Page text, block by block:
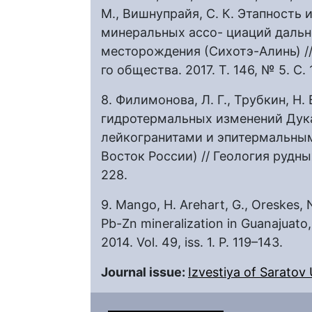
М., Вишнупрайя, С. К. Этапность
минеральных ассо- циаций
месторождения (Сихотэ-Алинь)
го общества. 2017. Т. 146, № 5. С.
8. Филимонова, Л. Г., Трубкин, Н.
гидротермальных изменений
лейкогранитами и
Восток России) // Геология
228.
9. Mango, H. Arehart, G.,
Pb-Zn mineralization in
2014. Vol. 49, iss. 1. P. 119–143.
Journal issue: Izvestiya of Saratov